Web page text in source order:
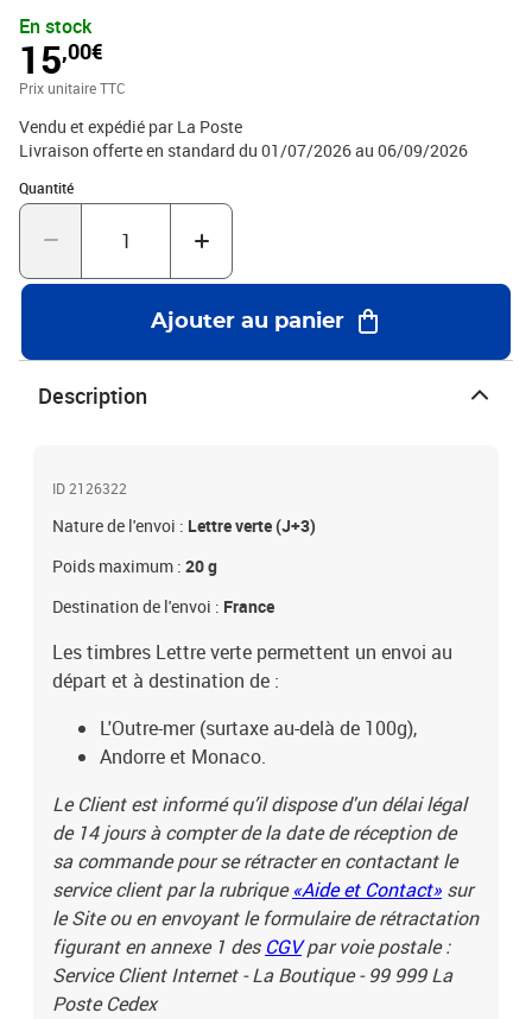
Contact» sur le Site ou en envoyant le formulaire de rétractation
figurant en annexe 1 des CGV par voie postale : Service Client
Internet - La Boutique - 99 999 La Poste Cedex
En stock
15,00€
Prix unitaire TTC
Vendu et expédié par La Poste
Livraison offerte en standard du 01/07/2026 au 06/09/2026
Quantité
Quantité : 1
Ajouter au panier
Description
ID 2126322
Nature de l'envoi : Lettre verte (J+3)
Poids maximum : 20 g
Destination de l'envoi : France
Les timbres Lettre verte permettent un envoi au
départ et à destination de :
L'Outre-mer (surtaxe au-delà de 100g),
Andorre et Monaco.
Le Client est informé qu’il dispose d'un délai légal
de 14 jours à compter de la date de réception de
sa commande pour se rétracter en contactant le
service client par la rubrique«Aide et Contact» sur
le Site ou en envoyant le formulaire de rétractation
figurant en annexe 1 des CGVpar voie postale :
Service Client Internet - La Boutique - 99 999 La
Poste Cedex